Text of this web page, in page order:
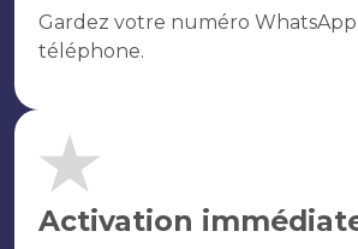
Gardez votre numéro
téléphone.
Activation